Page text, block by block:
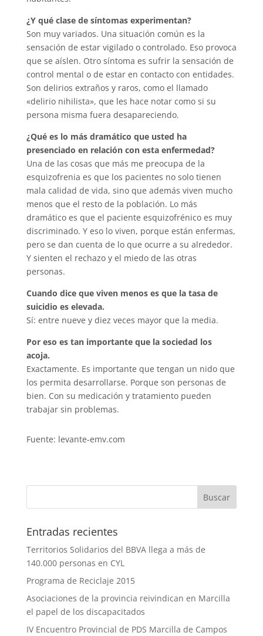
¿Y qué clase de síntomas experimentan?
Son muy variados. Una situación común es la
sensación de estar vigilado o controlado. Eso provoca
que se aíslen. Otro síntoma es sufrir la sensación de
control mental o de estar en contacto con entidades.
Son delirios extraños y raros, como el llamado
«delirio nihilista», que les hace notar como si su
persona misma fuera desapareciendo.
¿Qué es lo más dramático que usted ha
presenciado en relación con esta enfermedad?
Una de las cosas que más me preocupa de la
esquizofrenia es que los pacientes no solo tienen
mala calidad de vida, sino que además viven mucho
menos que el resto de la población. Lo más
dramático es que el paciente esquizofrénico es muy
discriminado. Y eso lo viven, porque están enfermas,
pero se dan cuenta de lo que ocurre a su alrededor.
Y sienten el rechazo y el miedo de las otras
personas.
Cuando dice que viven menos es que la tasa de
suicidio es elevada.
Sí: entre nueve y diez veces mayor que la media.
Por eso es tan importante que la sociedad los
acoja.
Exactamente. Es importante que tengan un nido que
los permita desarrollarse. Porque son personas de
bien. Con su medicación y tratamiento pueden
trabajar sin problemas.
Fuente: levante-emv.com
Entradas recientes
Territorios Solidarios del BBVA llega a más de
140.000 personas en CYL
Programa de Reciclaje 2015
Asociaciones de la provincia reivindican en Marcilla
el papel de los discapacitados
IV Encuentro Provincial de PDS Marcilla de Campos